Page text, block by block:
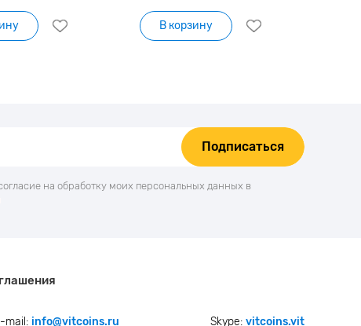
В корзину
Подписаться
на обработку моих персональных данных в
mail:info@vitcoins.ru Skype: vitcoins.vit